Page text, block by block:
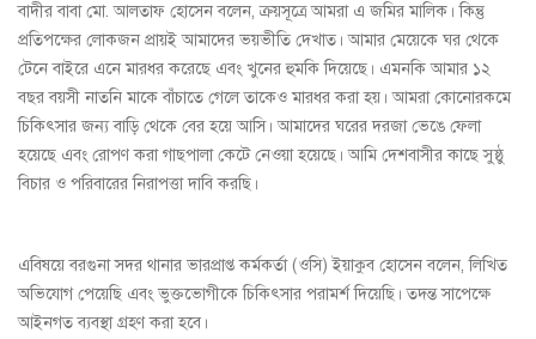
বাদীর বাবা মো. আলতাফ হোসেন বলেন, ক্রয়সূত্রে আমরা এ জমির মালিক। কিন্তু
প্রতিপক্ষের লোকজন প্রায়ই আমাদের ভয়ভীতি দেখাত। আমার মেয়েকে ঘর থেকে
টেনে বাইরে এনে মারধর করেছে এবং খুনের হুমকি দিয়েছে। এমনকি আমার ১২
বছর বয়সী নাতনি মাকে বাঁচাতে গেলে তাকেও মারধর করা হয়। আমরা কোনোরকমে
চিকিৎসার জন্য বাড়ি থেকে বের হয়ে আসি। আমাদের ঘরের দরজা ভেঙে ফেলা
হয়েছে এবং রোপণ করা গাছপালা কেটে নেওয়া হয়েছে। আমি দেশবাসীর কাছে সুষ্ঠু
বিচার ও পরিবারের নিরাপত্তা দাবি করছি।
এবিষয়ে বরগুনা সদর থানার ভারপ্রাপ্ত কর্মকর্তা (ওসি) ইয়াকুব হোসেন বলেন, লিখিত
অভিযোগ পেয়েছি এবং ভুক্তভোগীকে চিকিৎসার পরামর্শ দিয়েছি। তদন্ত সাপেক্ষে
আইনগত ব্যবস্থা গ্রহণ করা হবে।